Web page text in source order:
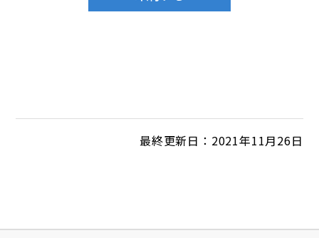
最終更新日：2021年11月26日